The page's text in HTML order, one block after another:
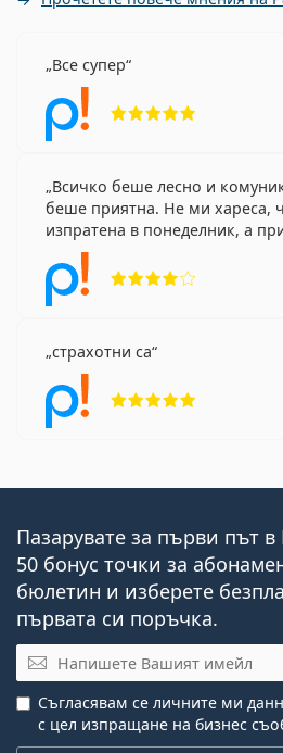
Все супер
Всичко беше лесно и
беше приятна. Не ми хареса,
изпратена в понеделник, а
страхотни са
Пазарувате за първи път
50 бонус точки за
бюлетин и изберете
първата си поръчка.
Имейл
Съгласявам се личните ми
с цел изпращане на бизнес